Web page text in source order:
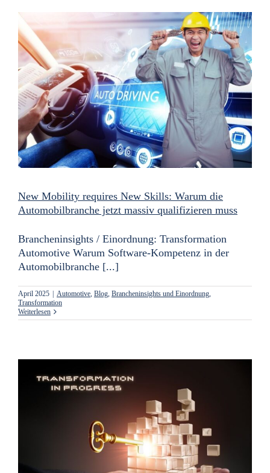
New Mobility requires New Skills: Warum die
Automobilbranche jetzt massiv qualifizieren muss
Brancheninsights / Einordnung: Transformation
Automotive Warum Software-Kompetenz in der
Automobilbranche [...]
April 2025 Automotive, Blog, Brancheninsights und Einordnung,
Transformation
Weiterlesen